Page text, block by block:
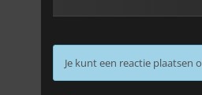
Je kunt een reactie plaatsen